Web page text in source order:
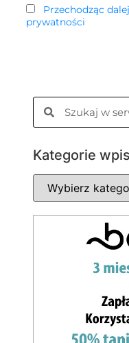
Przechodząc
prywatności
Kategorie